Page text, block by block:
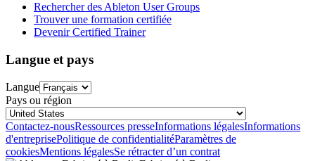
Rechercher des Ableton User Groups
Trouver une formation certifiée
Devenir Certified Trainer
Langue et pays
Langue
Pays ou région
Contactez-nousRessources presseInformations légalesInformations
d'entreprisePolitique de confidentialitéParamètres de
cookiesMentions légalesSe rétracter d’un contrat